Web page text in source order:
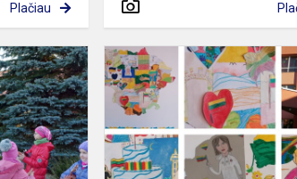
Plačiau
Gimtadienio
akimirkos